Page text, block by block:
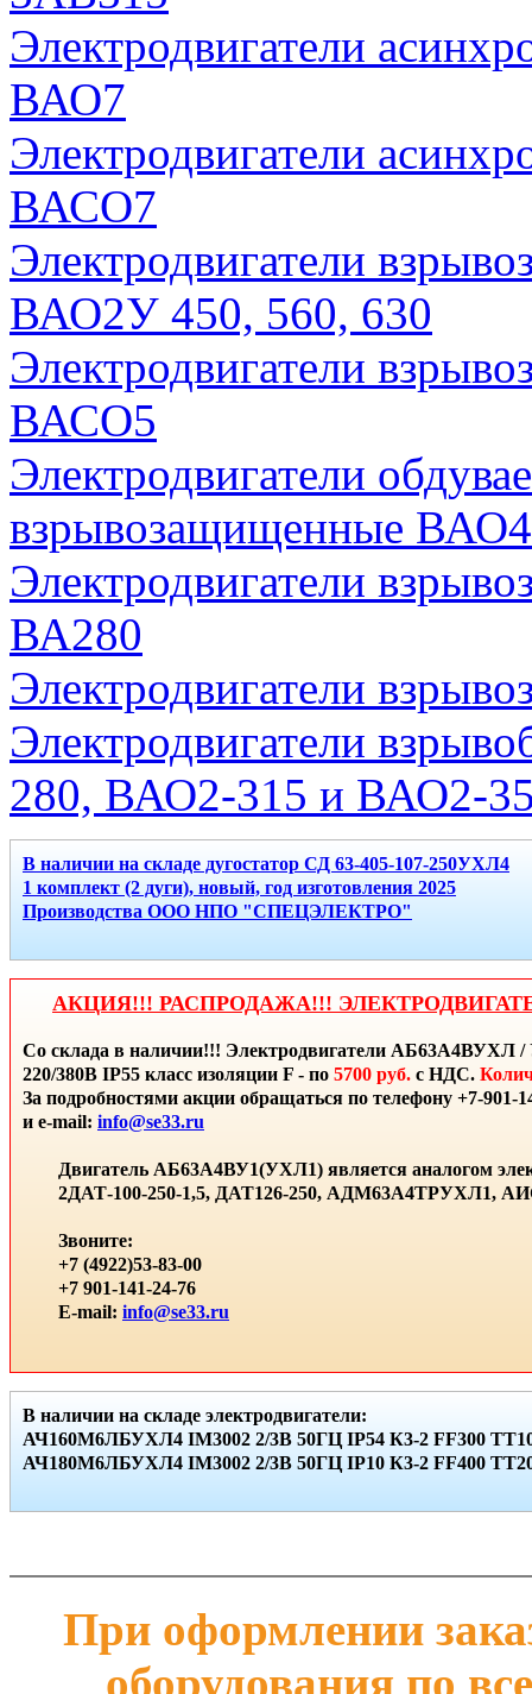
Электродвигатели
ВАО7
Электродвигатели
ВАСО7
Электродвигатели
ВАО2У 450, 560, 630
Электродвигатели
ВАСО5
Электродвигатели
взрывозащищенные
Электродвигатели
ВА280
Электродвигатели
Электродвигатели
280, ВАО2-315 и ВАО2-
В наличии на складе дугостатор СД 63-405-107-250УХЛ4
1 комплект (2 дуги), новый, год изготовления 2025
Производства ООО НПО "СПЕЦЭЛЕКТРО"
АКЦИЯ!!! РАСПРОДАЖА!!!
Со склада в наличии!!! Электродвигатели АБ63А4ВУХЛ /
220/380В IP55 класс изоляции F - по 5700 руб. с НДС.
За подробностями акции обращаться по телефону +7-901-
и e-mail: info@se33.ru
Двигатель АБ63А4ВУ1(УХЛ1) является аналогом
2ДАТ-100-250-1,5, ДАТ126-250, АДМ63А4ТРУХЛ1,
Звоните:
+7 (4922)53-83-00
+7 901-141-24-76
E-mail: info@se33.ru
В наличии на складе электродвигатели:
АЧ160М6ЛБУХЛ4 IМ3002 2/3В 50ГЦ IР54 К3-2 FF300 ТТ10
АЧ180М6ЛБУХЛ4 IМ3002 2/3В 50ГЦ IР10 К3-2 FF400 ТТ20
При оформлении
оборудования по